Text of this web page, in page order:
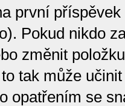
první
Pokud nikdo
změnit
tak může
opatřením se